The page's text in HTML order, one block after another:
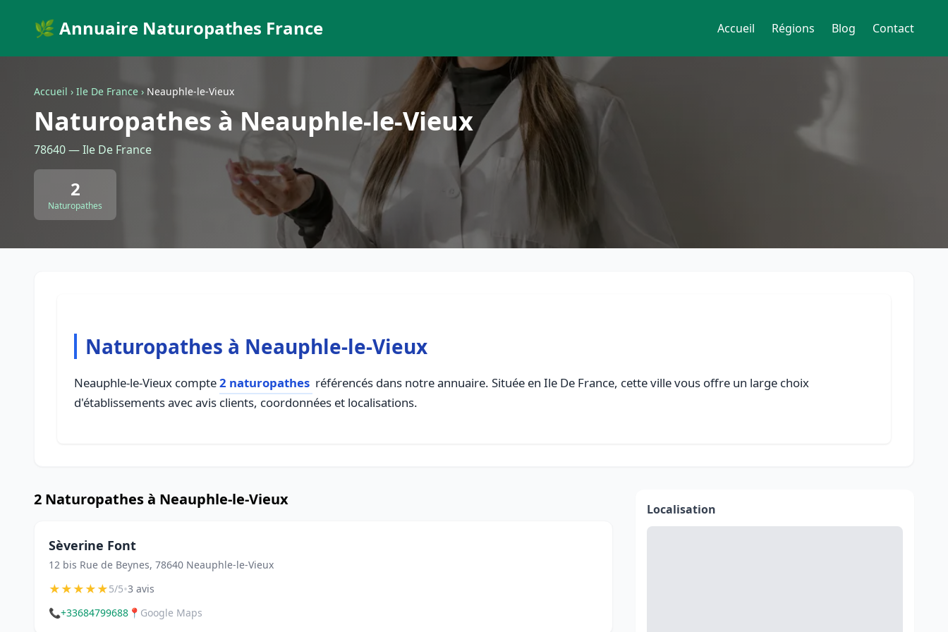
🌿 Annuaire Naturopathes France Accueil Régions Blog Contact
Accueil › Ile De France › Neauphle-le-Vieux
Naturopathes à Neauphle-le-Vieux
78640 — Ile De France
2
Naturopathes
Naturopathes à Neauphle-le-Vieux
Neauphle-le-Vieux compte2 naturopathes référencés dans notre annuaire. Située en Ile De France, cette ville vous offre un large choix
d'établissements avec avis clients, coordonnées et localisations.
2 Naturopathes à Neauphle-le-Vieux
Sèverine Font
12 bis Rue de Beynes, 78640 Neauphle-le-Vieux
★★★★★5/5•3 avis
📞+33684799688 📍 Google Maps
Localisation